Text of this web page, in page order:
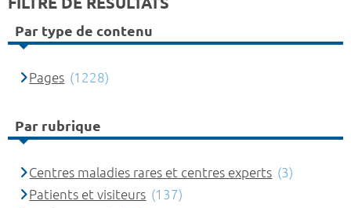
Par type de contenu
Pages (1228)
Par rubrique
Centres maladies rares et centres experts (3)
Patients et visiteurs (137)